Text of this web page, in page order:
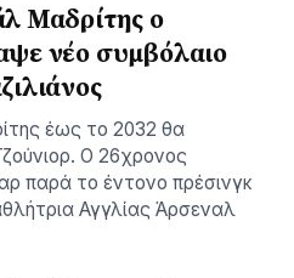
Μαδρίτης ο
νέο συμβόλαιο
έως το 2032 θα
Ο 26χρονος
παρά το έντονο πρέσινγκ
Αγγλίας Άρσεναλ